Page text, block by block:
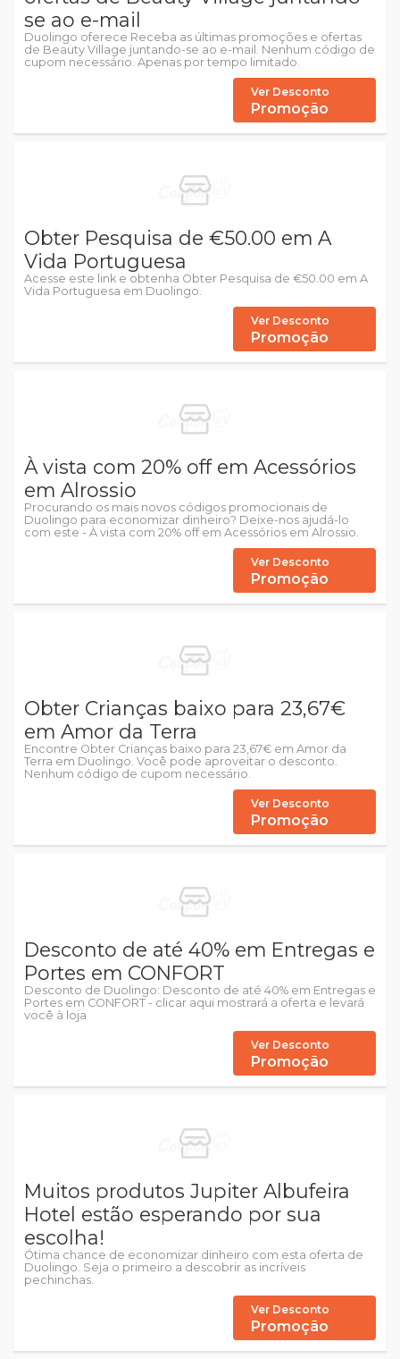
se ao e-mail
Duolingo oferece Receba as últimas promoções e ofertas
de Beauty Village juntando-se ao e-mail. Nenhum código de
cupom necessário. Apenas por tempo limitado.
Ver Desconto
Promoção
Obter Pesquisa de €50.00 em A
Vida Portuguesa
Acesse este link e obtenha Obter Pesquisa de €50.00 em A
Vida Portuguesa em Duolingo.
Ver Desconto
Promoção
À vista com 20% off em Acessórios
em Alrossio
Procurando os mais novos códigos promocionais de
Duolingo para economizar dinheiro? Deixe-nos ajudá-lo
com este - À vista com 20% off em Acessórios em Alrossio.
Ver Desconto
Promoção
Obter Crianças baixo para 23,67€
em Amor da Terra
Encontre Obter Crianças baixo para 23,67€ em Amor da
Terra em Duolingo. Você pode aproveitar o desconto.
Nenhum código de cupom necessário.
Ver Desconto
Promoção
Desconto de até 40% em Entregas e
Portes em CONFORT
Desconto de Duolingo: Desconto de até 40% em Entregas e
Portes em CONFORT - clicar aqui mostrará a oferta e levará
você à loja
Ver Desconto
Promoção
Muitos produtos Jupiter Albufeira
Hotel estão esperando por sua
escolha!
Ótima chance de economizar dinheiro com esta oferta de
Duolingo. Seja o primeiro a descobrir as incríveis
pechinchas.
Ver Desconto
Promoção